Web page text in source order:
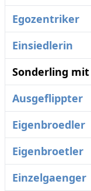
Egozentriker
Einsiedlerin
Sonderling
Ausgeflippter
Eigenbroedler
Eigenbroetler
Einzelgaenger